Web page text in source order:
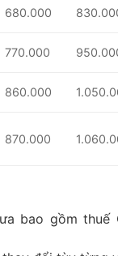
chuyên nghiệp,
phục vụ khách
yết nên bạn sẽ
vụ.
trình,… đều được
giá cuối cùng
sử dụng đều là
định kì. Các loại